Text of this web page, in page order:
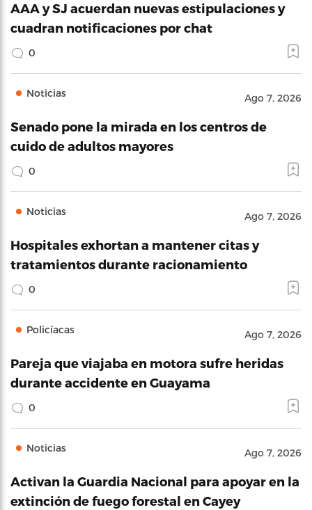
AAA y SJ acuerdan nuevas estipulaciones y
cuadran notificaciones por chat
0
Noticias Ago 7, 2026
Senado pone la mirada en los centros de
cuido de adultos mayores
0
Noticias Ago 7, 2026
Hospitales exhortan a mantener citas y
tratamientos durante racionamiento
0
Policíacas Ago 7, 2026
Pareja que viajaba en motora sufre heridas
durante accidente en Guayama
0
Noticias Ago 7, 2026
Activan la Guardia Nacional para apoyar en la
extinción de fuego forestal en Cayey